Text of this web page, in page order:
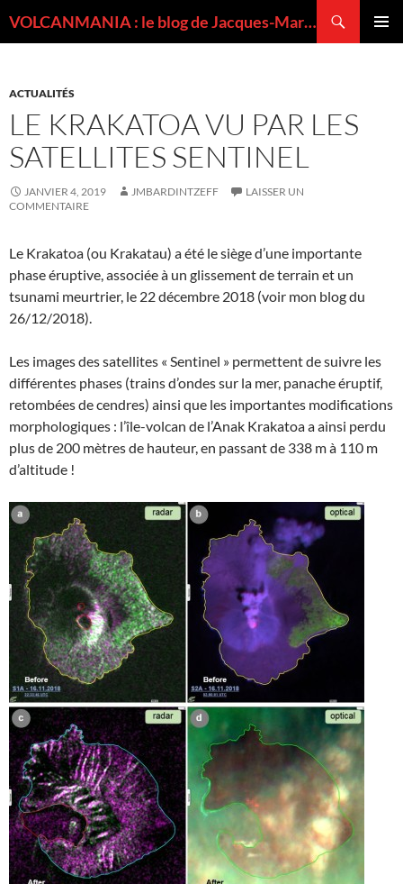
VOLCANMANIA : le blog de Jacques-Marie BARDINTZEFF, volcanologue
ACTUALITÉS
LE KRAKATOA VU PAR LES
SATELLITES SENTINEL
JANVIER 4, 2019 JMBARDINTZEFF
LAISSER UN
COMMENTAIRE
Le Krakatoa (ou Krakatau) a été le siège d’une importante
phase éruptive, associée à un glissement de terrain et un
tsunami meurtrier, le 22 décembre 2018 (voir mon blog du
26/12/2018).
Les images des satellites « Sentinel » permettent de suivre les
différentes phases (trains d’ondes sur la mer, panache éruptif,
retombées de cendres) ainsi que les importantes modifications
morphologiques : l’île-volcan de l’Anak Krakatoa a ainsi perdu
plus de 200 mètres de hauteur, en passant de 338 m à 110 m
d’altitude !